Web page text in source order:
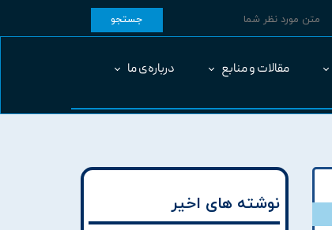
جستجو
مقالات و منابع درباره‌ی ما
نوشته های اخیر